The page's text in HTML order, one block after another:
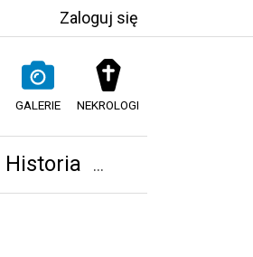
Zaloguj się
GALERIE NEKROLOGI
Historia